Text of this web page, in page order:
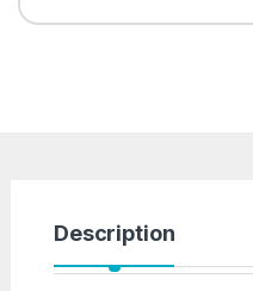
Description